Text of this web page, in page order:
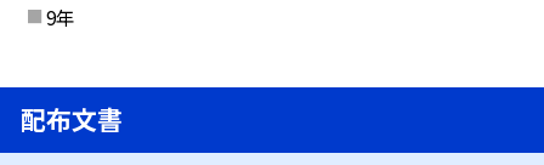
9年
配布文書